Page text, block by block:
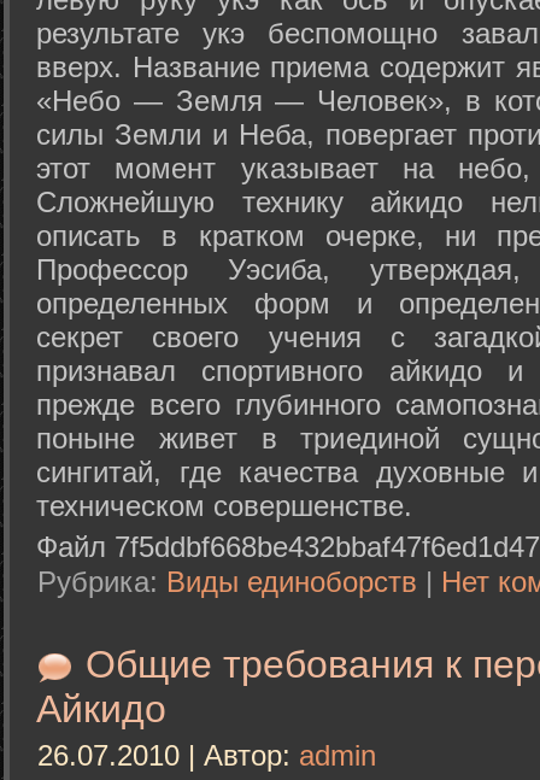
результате укэ беспомощно
вверх. Название приема содержит
«Небо — Земля — Человек», в
силы Земли и Неба, повергает
этот момент указывает на
Сложнейшую технику айкидо
описать в кратком очерке, ни
Профессор Уэсиба,
определенных форм и
секрет своего учения с
признавал спортивного айкидо
прежде всего глубинного
поныне живет в триединой
сингитай, где качества духовные
техническом совершенстве.
Файл
Рубрика: Виды единоборств | Нет
Общие требования к
Айкидо
26.07.2010 | Автор: admin